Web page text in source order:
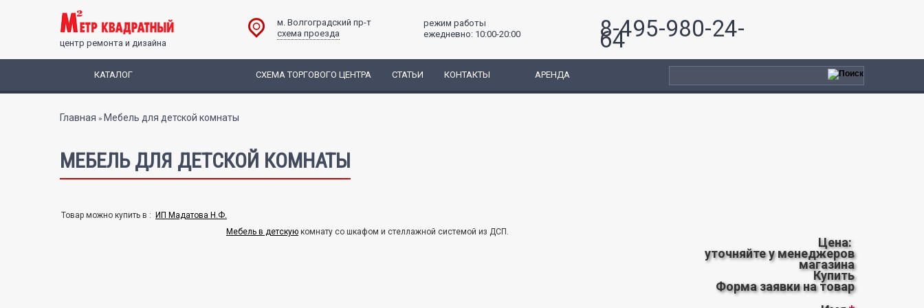
центр ремонта и дизайна
м. Волгоградский пр-т
схема проезда
режим работы
ежедневно: 10:00-20:00
8-495-980-24-
64
КАТАЛОГ СХЕМА ТОРГОВОГО ЦЕНТРА СТАТЬИ КОНТАКТЫ АРЕНДА
Вы здесь
Главная » Мебель для детской комнаты
МЕБЕЛЬ ДЛЯ ДЕТСКОЙ КОМНАТЫ
Товар можно купить в : ИП Мадатова Н.Ф.
Цена:
уточняйте у менеджеров
магазина
Купить
Форма заявки на товар
Мебель в детскую комнату со шкафом и стеллажной системой из ДСП.